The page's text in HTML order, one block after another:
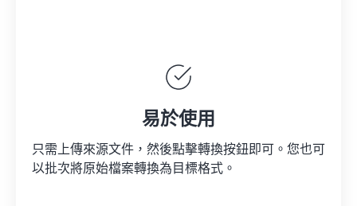
易於使用
只需上傳來源文件，然後點擊轉換按鈕即可。您也可
以批次將原始檔案轉換為目標格式。